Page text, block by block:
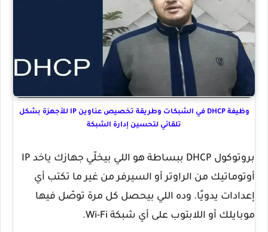
وظيفة DHCP في الشبكات وطريقة تخصيص عناوين IP للأجهزة بشكل
تلقائي لتحسين إدارة الشبكة
بروتوكول DHCP
ببساطة هو اللي بيخلّي جهازك ياخد IP
أوتوماتيك من الراوتر أو السيرفر من غير ما تكتب أي
إعدادات يدويًا. وده اللي بيحصل كل مرة توصّل فيها
موبايلك أو اللابتوب على أي شبكة Wi-Fi.